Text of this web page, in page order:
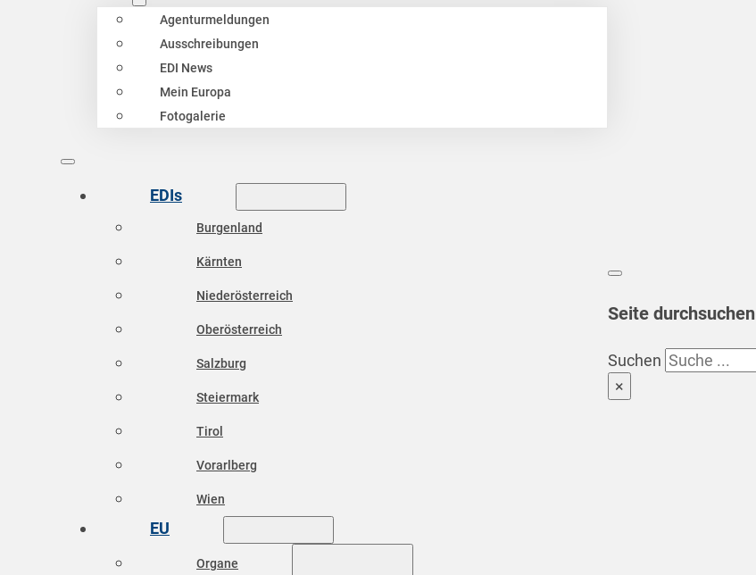
Agenturmeldungen
Ausschreibungen
EDI News
Mein Europa
Fotogalerie
EDIs
Burgenland
Kärnten
Niederösterreich
Oberösterreich
Salzburg
Steiermark
Tirol
Vorarlberg
Wien
EU
Organe
Seite durchsuchen
Suchen
×